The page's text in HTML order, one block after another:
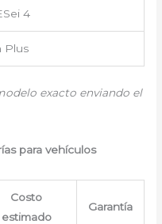
4
Plus
exacto enviando el
para vehículos
Costo
estimado
Garantía